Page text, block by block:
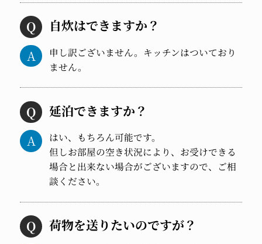
自炊はできますか？
申し訳ございません。キッチンはついており
ません。
延泊できますか？
はい、もちろん可能です。
但しお部屋の空き状況により、お受けできる
場合と出来ない場合がございますので、ご相
談ください。
荷物を送りたいのですが？